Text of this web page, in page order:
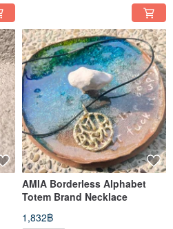
AMIA Borderless Alphabet
Totem Brand Necklace
1,832฿